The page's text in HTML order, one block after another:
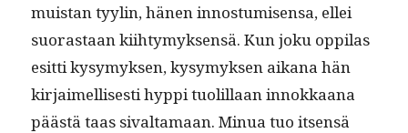
muis­tan tyylin, hänen innos­tu­misen­sa, ellei
suo­ras­taan kiihtymyk­sen­sä. Kun joku oppi­las
esit­ti kysymyk­sen, kysymyk­sen aikana hän
kir­jaimel­lis­es­ti hyp­pi tuo­lil­laan innokkaana
päästä taas sival­ta­maan. Min­ua tuo itsen­sä